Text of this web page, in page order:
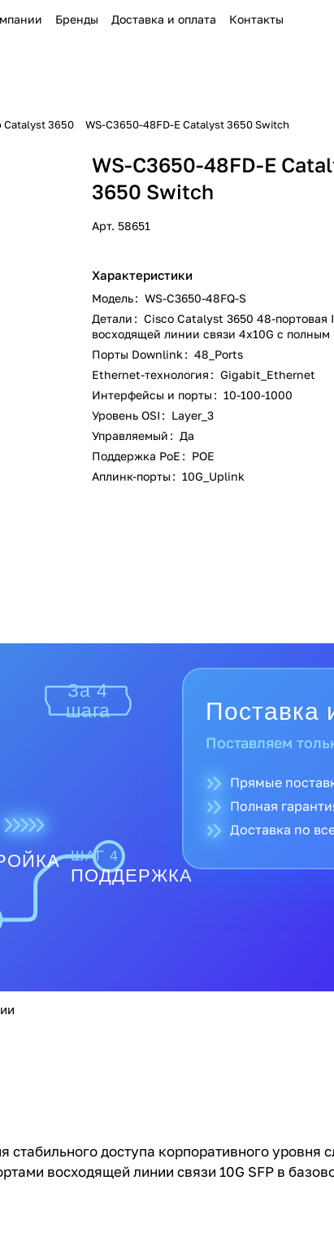
Бренды Доставка и оплата Контакты
Catalyst 3650 WS-C3650-48FD-E Catalyst 3650 Switch
WS-C3650-48FD-E
3650 Switch
Арт. 58651
Характеристики
Модель: WS-C3650-48FQ-S
Детали: Cisco Catalyst 3650 48-портовая
восходящей линии связи 4x10G с полным
Порты Downlink: 48_Ports
Ethernet-технология: Gigabit_Ethernet
Интерфейсы и порты: 10-100-1000
Уровень OSI: Layer_3
Управляемый: Да
Поддержка PoE: POE
Аплинк-порты: 10G_Uplink
За 4
шага
ШАГ 4
ПОДДЕРЖКА
Поставка
Поставляем
Прямые
Полная
Доставка по
доступа корпоративного уровня
восходящей линии связи 10G SFP в